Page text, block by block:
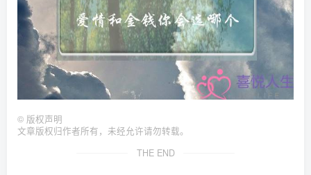
© 版权声明
文章版权归作者所有，未经允许请勿转载。
THE END